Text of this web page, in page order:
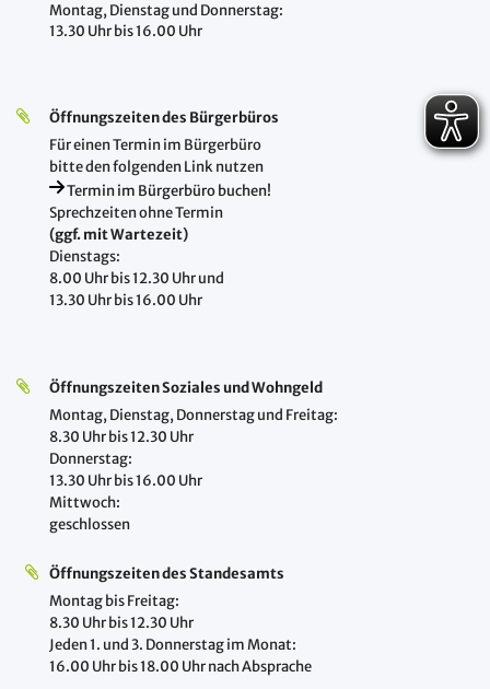
Montag, Dienstag und Donnerstag:
13.30 Uhr bis 16.00 Uhr
Öffnungszeiten des Bürgerbüros
Für einen Termin im Bürgerbüro
bitte den folgenden Link nutzen
Termin im Bürgerbüro buchen!
Sprechzeiten ohne Termin
(ggf. mit Wartezeit)
Dienstags:
8.00 Uhr bis 12.30 Uhr und
13.30 Uhr bis 16.00 Uhr
Öffnungszeiten Soziales und Wohngeld
Montag, Dienstag, Donnerstag und Freitag:
8.30 Uhr bis 12.30 Uhr
Donnerstag:
13.30 Uhr bis 16.00 Uhr
Mittwoch:
geschlossen
Öffnungszeiten des Standesamts
Montag bis Freitag:
8.30 Uhr bis 12.30 Uhr
Jeden 1. und 3. Donnerstag im Monat:
16.00 Uhr bis 18.00 Uhr nach Absprache